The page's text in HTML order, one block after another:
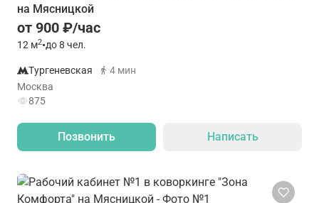
на Мясницкой
от 900 ₽/час
12 м2•до 8 чел.
Тургеневская
4 мин
Москва
875
Позвонить Написать